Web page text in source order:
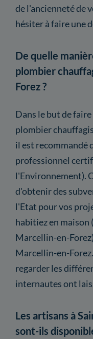
de l'ancienneté de
hésiter à faire une
De quelle
plombier
Forez ?
Dans le but de
plombier
il est recommandé
professionnel
l'Environnement).
d'obtenir des
l'Etat pour vos
habitiez en maison
Marcellin-en-
Marcellin-en-
regarder les
internautes ont
Les artisans à
sont-ils